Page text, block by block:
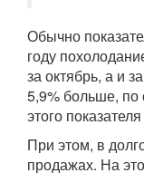
Обычно
году
за октябрь, а и
5,9% больше, по
этого
При этом, в
продажах. На